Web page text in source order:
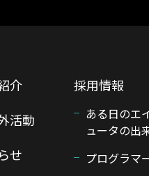
介
活動
せ
採用情報
ある日のエ
ュータの出
プログラマ